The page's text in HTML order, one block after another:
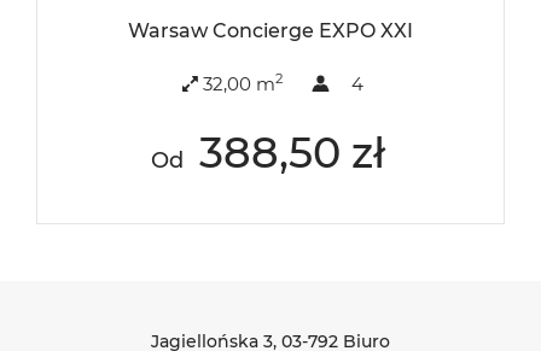
Warsaw Concierge EXPO XXI
32,00 m2 4
Od 388,50 zł
Jagiellońska 3, 03-792 Biuro